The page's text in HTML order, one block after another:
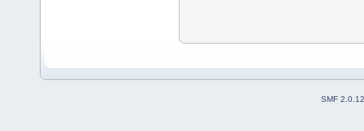
SMF 2.0.12